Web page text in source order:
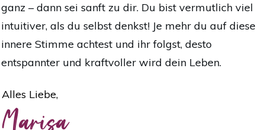
ganz – dann sei sanft zu dir. Du bist vermutlich viel
intuitiver, als du selbst denkst! Je mehr du auf diese
innere Stimme achtest und ihr folgst, desto
entspannter und kraftvoller wird dein Leben.
Alles Liebe,